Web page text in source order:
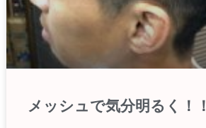
メッシュで気分明るく！！